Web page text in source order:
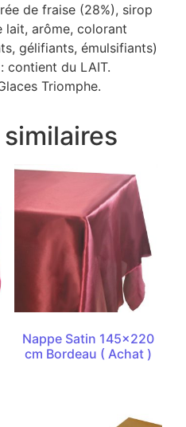
de fraise (28%), sirop
lait, arôme, colorant
gélifiants, émulsifiants)
contient du LAIT.
Triomphe.
Nappe Satin 145×220
cm Bordeau ( Achat )